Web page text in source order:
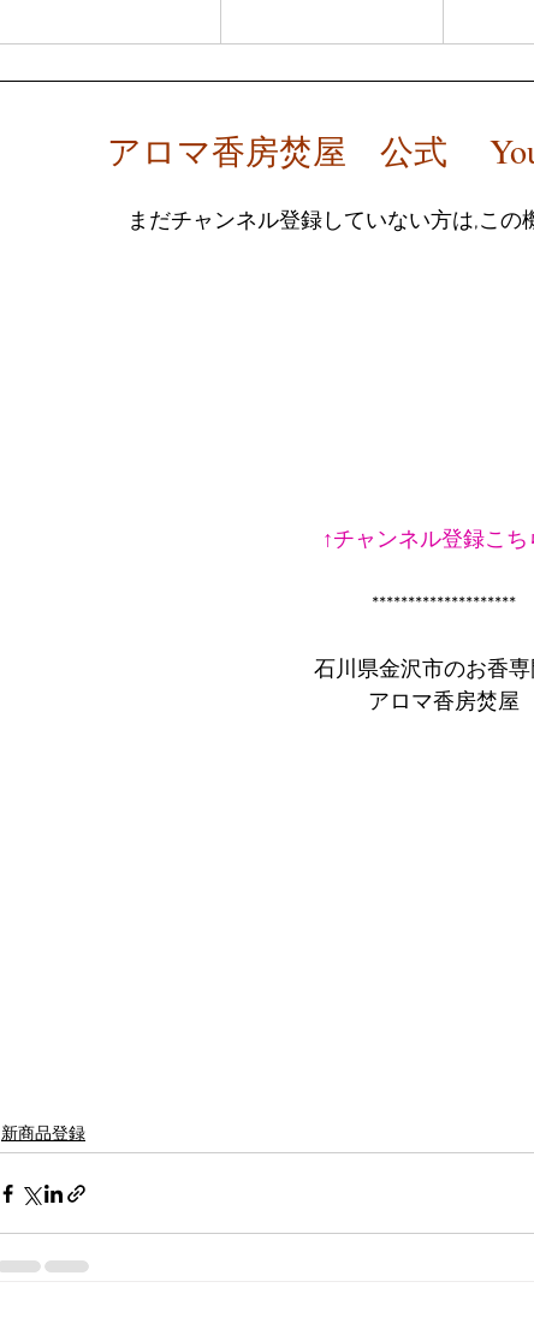
アロマ香房焚屋　公式　
まだチャンネル登録していない方は,この
↑チャンネル登録こち
********************
石川県金沢市のお香
アロマ香房焚屋
新商品登録